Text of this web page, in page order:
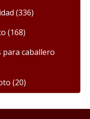
(336)
(168)
caballero
(20)